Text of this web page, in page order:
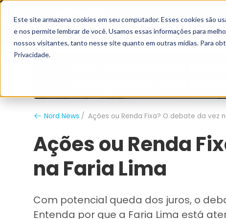
Este site armazena cookies em seu computador. Esses cookies são
e nos permite lembrar de você. Usamos essas informações para
nossos visitantes, tanto nesse site quanto em outras mídias. Para
Privacidade.
Grupo Nord Analistas
Nord News Ações ou Renda Fixa? O debate da vez
Ações ou Renda
na Faria Lima
Com potencial queda dos juros, o
Entenda por que a Faria Lima está